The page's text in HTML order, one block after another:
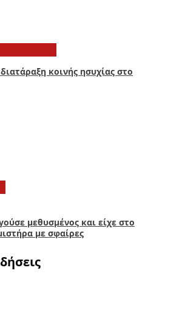
κοινής ησυχίας στο
μεθυσμένος και είχε στο
με σφαίρες